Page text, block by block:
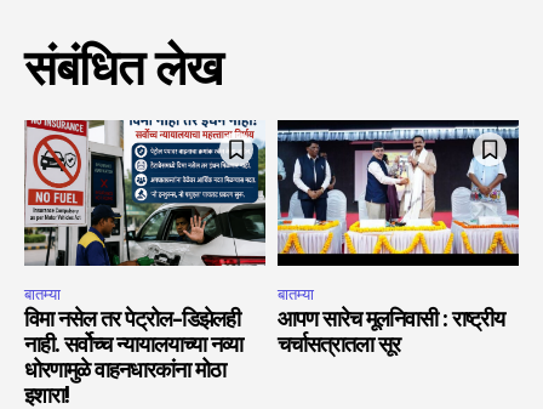
संबंधित लेख
बातम्या
विमा नसेल तर पेट्रोल-डिझेलही
नाही. सर्वोच्च न्यायालयाच्या नव्या
धोरणामुळे वाहनधारकांना मोठा
इशारा!
बातम्या
आपण सारेच मूलनिवासी : राष्ट्रीय
चर्चासत्रातला सूर